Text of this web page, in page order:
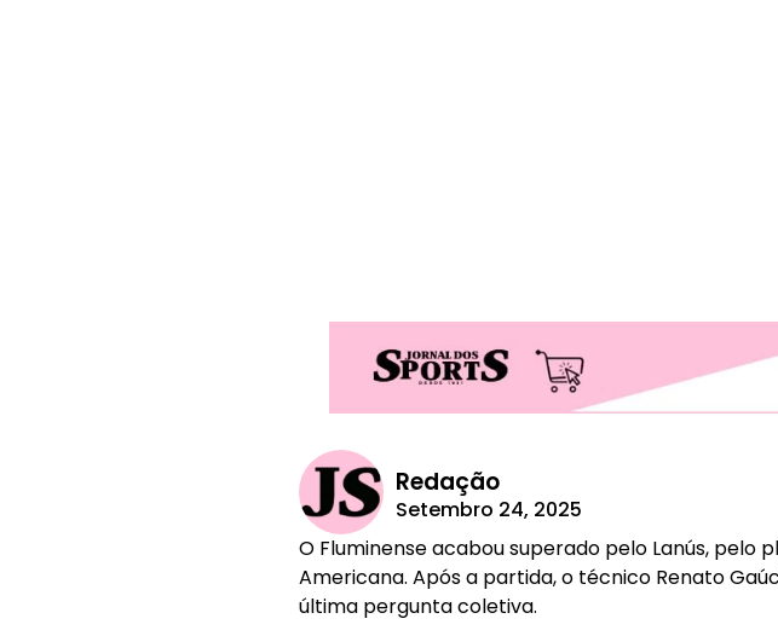
Redação
Setembro 24, 2025
O Fluminense acabou superado pelo Lanús, pelo
Americana. Após a partida, o técnico Renato
última pergunta coletiva.